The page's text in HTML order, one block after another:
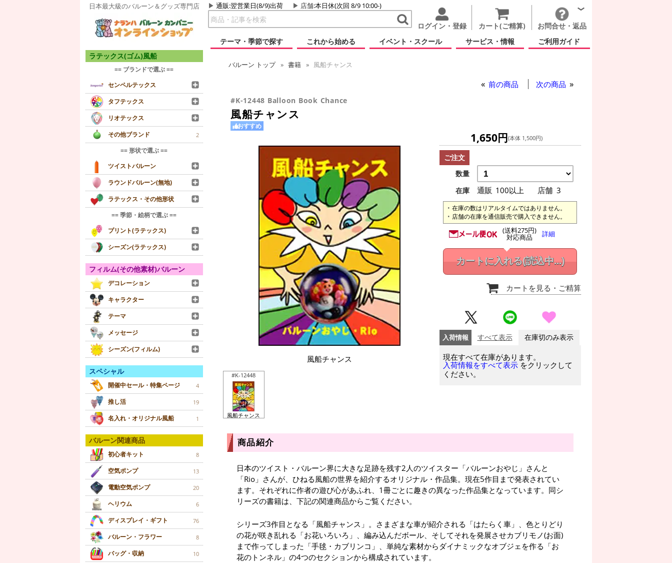
日本最大級のバルーン＆グッズ専門店 通販:翌営業日(8/9)出荷 店舗:本日休(次回 8/9 10:00-)
ログイン・登録 カート(ご精算)
お問合せ・返品
テーマ・季節で探す
これから始める イベント・スクール サービス・情報 ご利用ガイド
ラテックス(ゴム)風船
== ブランドで選ぶ ==
センペルテックス
タフテックス
リオテックス
その他ブランド
2
== 形状で選ぶ ==
ツイストバルーン
ラウンドバルーン(無地)
ラテックス・その他形状
== 季節・絵柄で選ぶ ==
プリント(ラテックス)
シーズン(ラテックス)
フィルム(その他素材)バルーン
デコレーション
キャラクター
テーマ
メッセージ
シーズン(フィルム)
スペシャル
開催中セール・特集ページ 4
推し活 19
名入れ・オリジナル風船 1
バルーン関連商品
初心者キット 8
空気ポンプ 13
電動空気ポンプ 20
ヘリウム 6
ディスプレイ・ギフト 76
バルーン・フラワー 8
バッグ・収納 10
バルーン トップ 書籍 風船チャンス
前の商品 次の商品
#K-12448 Balloon Book Chance
風船チャンス
おすすめ
風船チャンス
#K-12448
風船チャンス
1,650円(本体 1,500円)
ご注文
数量
在庫
通販 100以上 店舗 3
在庫の数はリアルタイムではありません。
店舗の在庫を通信販売で購入できません。
(送料275円)
対応商品 詳細
カートに入れる(読込中...)
カートを見る ・ご精算
入荷情報 すべて表示 在庫切のみ表示
現在すべて在庫があります。
入荷情報をすべて表示 をクリックして
ください。
商品紹介
日本のツイスト・バルーン界に大きな足跡を残す2人のツイスター「バルーンおやじ」さんと
「Rio」さんが、ひねる風船の世界を紹介するオリジナル・作品集。現在5作目まで発表されてい
ます。それぞれに作者の遊び心があふれ、1冊ごとに趣きの異なった作品集となっています。同シ
リーズの書籍は、下記の関連商品からご覧ください。
シリーズ3作目となる「風船チャンス」。さまざまな車が紹介される「はたらく車」、色とりどり
の花が咲き乱れる「お花いろいろ」、編み込んだボール、そしてそれを発展させカブリモノ(お面)
まで作ってしまった「手毬・カブリンコ」、単純な素材からダイナミックなオブジェを作る「お
花のトンネル」の4つのセクションから構成されています。